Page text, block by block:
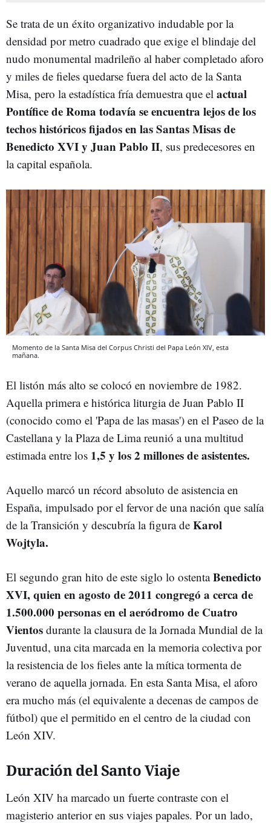
Se trata de un éxito organizativo indudable por la
densidad por metro cuadrado que exige el blindaje del
nudo monumental madrileño al haber completado aforo
y miles de fieles quedarse fuera del acto de la Santa
Misa, pero la estadística fría demuestra que el actual
Pontífice de Roma todavía se encuentra lejos de los
techos históricosfijados en las Santas Misas de
Benedicto XVI y Juan Pablo II, sus predecesores en
la capital española.
Momento de la Santa Misa del Corpus Christi del Papa León XIV, esta
mañana.
El listón más alto se colocó en noviembre de 1982.
Aquella primera e histórica liturgia de Juan Pablo II
(conocido como el 'Papa de las masas') en el Paseo de la
Castellana y la Plaza de Lima reunió a una multitud
estimada entre los 1,5 y los 2 millones de asistentes.
Aquello marcó un récord absoluto de asistencia en
España, impulsado por el fervor de una nación que salía
de la Transición y descubría la figura de Karol
Wojtyla.
El segundo gran hito de este siglo lo ostentaBenedicto
XVI, quien en agosto de 2011 congregó a cerca de
1.500.000 personas en el aeródromo de Cuatro
Vientos durante la clausura de la Jornada Mundial de la
Juventud, una cita marcada en la memoria colectiva por
la resistencia de los fieles ante la mítica tormenta de
verano de aquella jornada. En esta Santa Misa, el aforo
era mucho más (el equivalente a decenas de campos de
fútbol) que el permitido en el centro de la ciudad con
León XIV.
Duración del Santo Viaje
León XIV ha marcado un fuerte contraste con el
magisterio anterior en sus viajes papales. Por un lado,